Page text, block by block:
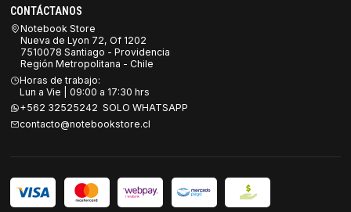
CONTÁCTANOS
Notebook Store
Nueva de Lyon 72, Of 1202
7510078 Santiago - Providencia
Región Metropolitana - Chile
Horas de trabajo:
Lun a Vie | 09:00 a 17:30 hrs
+562 32525242 SOLO WHATSAPP
contacto@notebookstore.cl